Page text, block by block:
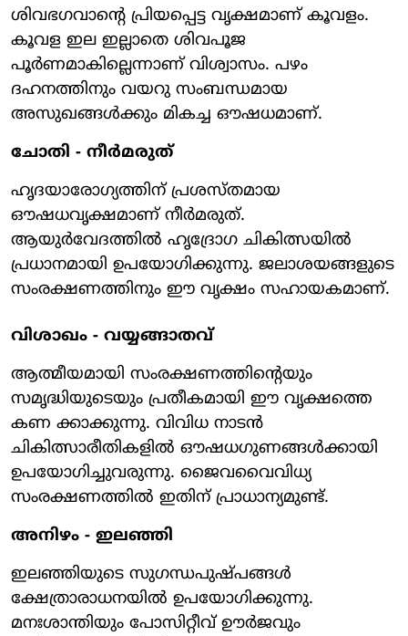
ശിവഭഗവാന്റെ പ്രിയപ്പെട്ട വൃക്ഷമാണ് കൂവളം.
കൂവള ഇല ഇല്ലാതെ ശിവപൂജ
പൂര്‍ണമാകില്ലെന്നാണ് വിശ്വാസം. പഴം
ദഹനത്തിനും വയറു സംബന്ധമായ
അസുഖങ്ങള്‍ക്കും മികച്ച ഔഷധമാണ്.
ചോതി - നീര്‍മരുത്
ഹൃദയാരോഗ്യത്തിന് പ്രശസ്തമായ
ഔഷധവൃക്ഷമാണ് നീര്‍മരുത്.
ആയുര്‍വേദത്തില്‍ ഹൃദ്രോഗ ചികിത്സയില്‍
പ്രധാനമായി ഉപയോഗിക്കുന്നു. ജലാശയങ്ങളുടെ
സംരക്ഷണത്തിനും ഈ വൃക്ഷം സഹായകമാണ്.
വിശാഖം - വയ്യങ്ങാതവ്
ആത്മീയമായി സംരക്ഷണത്തിന്റെയും
സമൃദ്ധിയുടെയും പ്രതീകമായി ഈ വൃക്ഷത്തെ
കണ ക്കാക്കുന്നു. വിവിധ നാടന്‍
ചികിത്സാരീതികളില്‍ ഔഷധഗുണങ്ങള്‍ക്കായി
ഉപയോഗിച്ചുവരുന്നു. ജൈവവൈവിധ്യ
സംരക്ഷണത്തില്‍ ഇതിന് പ്രാധാന്യമുണ്ട്.
അനിഴം - ഇലഞ്ഞി
ഇലഞ്ഞിയുടെ സുഗന്ധപുഷ്പങ്ങള്‍
ക്ഷേത്രാരാധനയില്‍ ഉപയോഗിക്കുന്നു.
മനഃശാന്തിയും പോസിറ്റീവ് ഊര്‍ജവും